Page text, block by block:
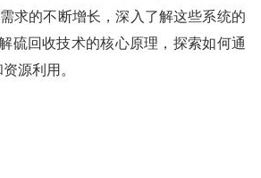
求的不断增长，深入了解这些系统的
硫回收技术的核心原理，探索如何通
源利用。